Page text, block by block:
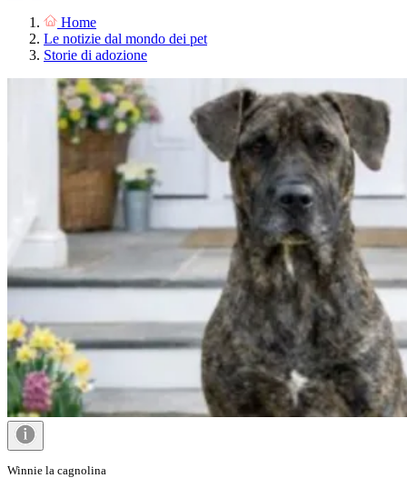
Home
Le notizie dal mondo dei pet
Storie di adozione
Winnie la cagnolina